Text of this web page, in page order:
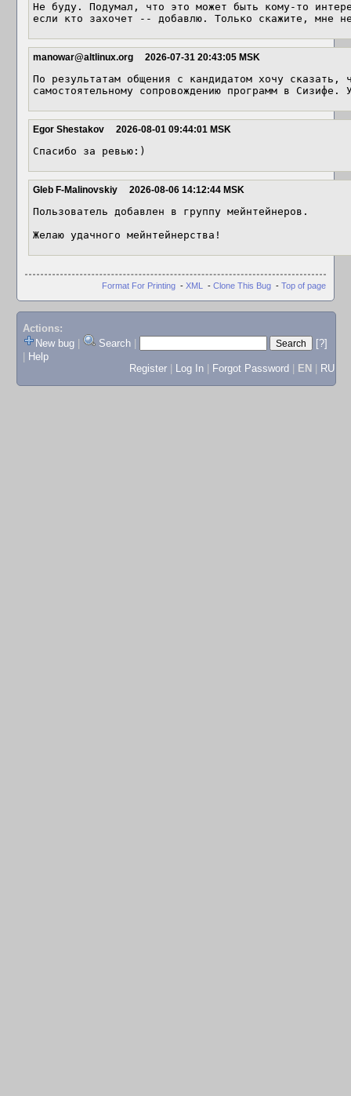
Не буду. Подумал, что это может быть кому-то
если кто захочет -- добавлю. Только скажите, мне
manowar@altlinux.org 2026-07-31 20:43:05 MSK
По результатам общения с кандидатом хочу сказать,
самостоятельному сопровождению программ в
Egor Shestakov 2026-08-01 09:44:01 MSK
Спасибо за ревью:)
Gleb F-Malinovskiy 2026-08-06 14:12:44 MSK
Пользователь добавлен в группу мейнтейнеров.
Желаю удачного мейнтейнерства!
Format For Printing - XML - Clone This Bug - Top of page
Actions:
New bug
Search
[?]
Help
Register
Log In Forgot Password EN RU